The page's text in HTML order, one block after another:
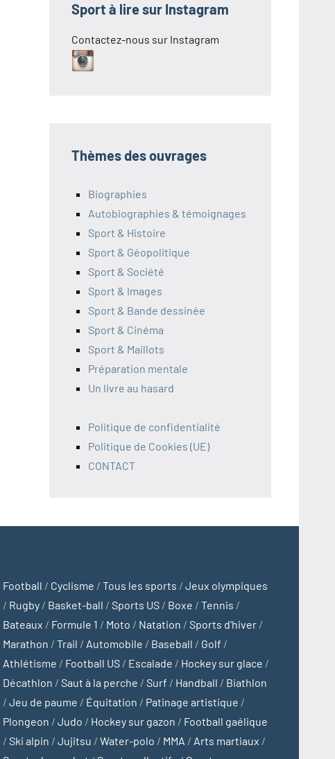
Sport à lire sur Instagram
Contactez-nous sur Instagram
Thèmes des ouvrages
Biographies
Autobiographies & témoignages
Sport & Histoire
Sport & Géopolitique
Sport & Société
Sport & Images
Sport & Bande dessinée
Sport & Cinéma
Sport & Maillots
Préparation mentale
Un livre au hasard
Politique de confidentialité
Politique de Cookies (UE)
CONTACT
Football / Cyclisme /Tous les sports /Jeux olympiques
/ Rugby / Basket-ball /Sports US / Boxe /Tennis /
Bateaux / Formule 1 / Moto / Natation /Sports d'hiver /
Marathon /Trail / Automobile / Baseball / Golf /
Athlétisme / Football US / Escalade / Hockey sur glace /
Décathlon /Saut à la perche /Surf / Handball / Biathlon
/Jeu de paume / Équitation / Patinage artistique /
Plongeon /Judo / Hockey sur gazon / Football gaélique
/Ski alpin /Jujitsu /Water-polo / MMA / Arts martiaux /